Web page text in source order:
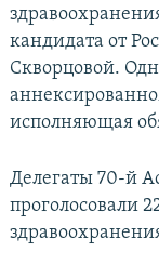
кандидата от
Скворцовой.
исполняющая
Делегаты 70-й
проголосовали